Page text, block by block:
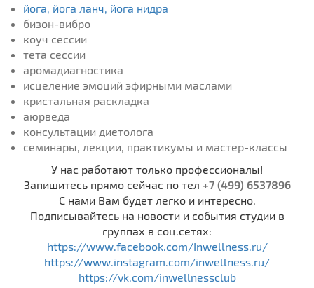
йога, йога ланч, йога нидра
бизон-вибро
коуч сессии
тета сессии
аромадиагностика
исцеление эмоций эфирными маслами
кристальная раскладка
аюрведа
консультации диетолога
семинары, лекции, практикумы и мастер-классы
У нас работают только профессионалы!
Запишитесь прямо сейчас по тел +7 (499) 6537896
С нами Вам будет легко и интересно.
Подписывайтесь на новости и события студии в
группах в соц.сетях:
https://www.facebook.com/Inwellness.ru/
https://www.instagram.com/inwellness.ru/
https://vk.com/inwellnessclub